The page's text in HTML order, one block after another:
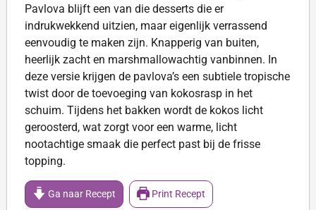
Pavlova blijft een van die desserts die er
indrukwekkend uitzien, maar eigenlijk verrassend
eenvoudig te maken zijn. Knapperig van buiten,
heerlijk zacht en marshmallowachtig vanbinnen. In
deze versie krijgen de pavlova’s een subtiele tropische
twist door de toevoeging van kokosrasp in het
schuim. Tijdens het bakken wordt de kokos licht
geroosterd, wat zorgt voor een warme, licht
nootachtige smaak die perfect past bij de frisse
topping.
Ga naar Recept Print Recept